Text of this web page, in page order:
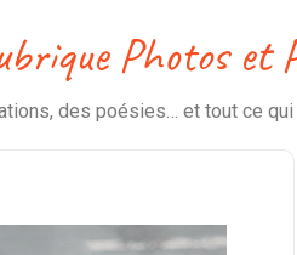
Photos et
des poésies… et tout ce qui